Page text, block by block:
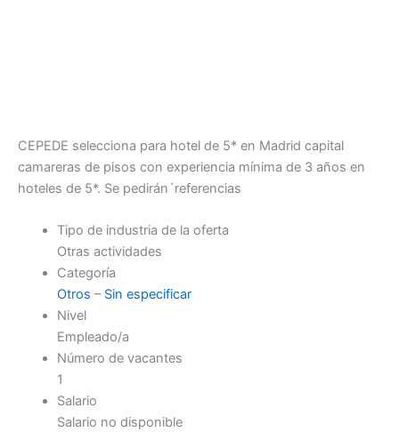
CEPEDE selecciona para hotel de 5* en Madrid capital
camareras de pisos con experiencia mínima de 3 años en
hoteles de 5*. Se pedirán´referencias
Tipo de industria de la oferta
Otras actividades
Categoría
Otros – Sin especificar
Nivel
Empleado/a
Número de vacantes
1
Salario
Salario no disponible